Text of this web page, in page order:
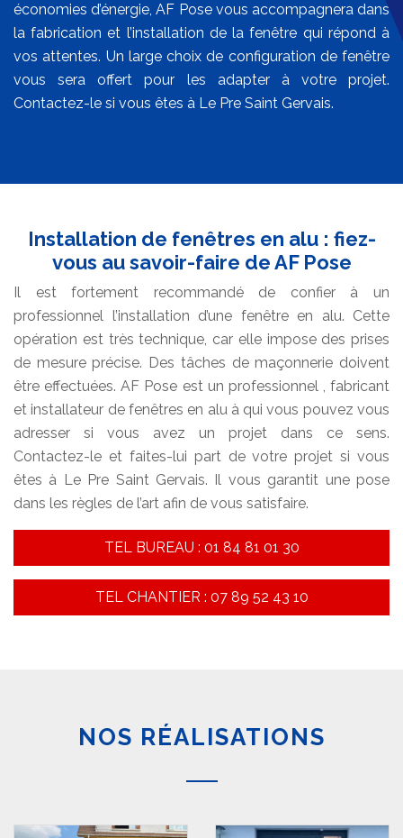
économies d’énergie, AF Pose vous accompagnera dans
la fabrication et l’installation de la fenêtre qui répond à
vos attentes. Un large choix de configuration de fenêtre
vous sera offert pour les adapter à votre projet.
Contactez-le si vous êtes à Le Pre Saint Gervais.
Installation de fenêtres en alu : fiez-
vous au savoir-faire de AF Pose
Il est fortement recommandé de confier à un
professionnel l’installation d’une fenêtre en alu. Cette
opération est très technique, car elle impose des prises
de mesure précise. Des tâches de maçonnerie doivent
être effectuées. AF Pose est un professionnel , fabricant
et installateur de fenêtres en alu à qui vous pouvez vous
adresser si vous avez un projet dans ce sens.
Contactez-le et faites-lui part de votre projet si vous
êtes à Le Pre Saint Gervais. Il vous garantit une pose
dans les règles de l’art afin de vous satisfaire.
TEL BUREAU : 01 84 81 01 30
TEL CHANTIER : 07 89 52 43 10
NOS RÉALISATIONS